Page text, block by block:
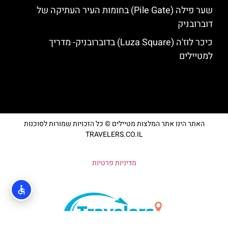
שער פילה (Pile Gate) בחומות העיר העתיקה של
דוברובניק
כיכר לוז'ה (Luza Square) בדוברובניק- מדריך
למטיילים
האתר הינו אתר המלצות מטיילים © כל הזכויות שמורות לסוכנות
TRAVELERS.CO.IL
מדיניות פרטיות